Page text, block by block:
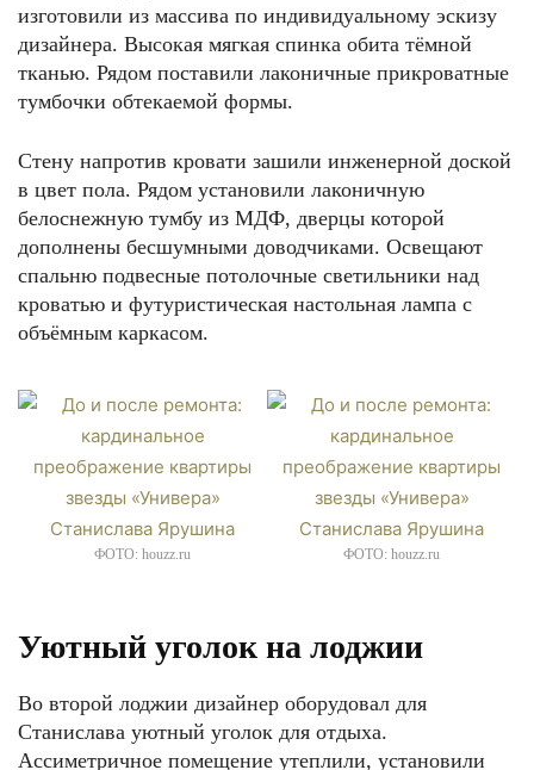
изготовили из массива по индивидуальному эскизу
дизайнера. Высокая мягкая спинка обита тёмной
тканью. Рядом поставили лаконичные прикроватные
тумбочки обтекаемой формы.
Стену напротив кровати зашили инженерной доской
в цвет пола. Рядом установили лаконичную
белоснежную тумбу из МДФ, дверцы которой
дополнены бесшумными доводчиками. Освещают
спальню подвесные потолочные светильники над
кроватью и футуристическая настольная лампа с
объёмным каркасом.
ФОТО: houzz.ru ФОТО: houzz.ru
Уютный уголок на лоджии
Во второй лоджии дизайнер оборудовал для
Станислава уютный уголок для отдыха.
Ассиметричное помещение утеплили, установили